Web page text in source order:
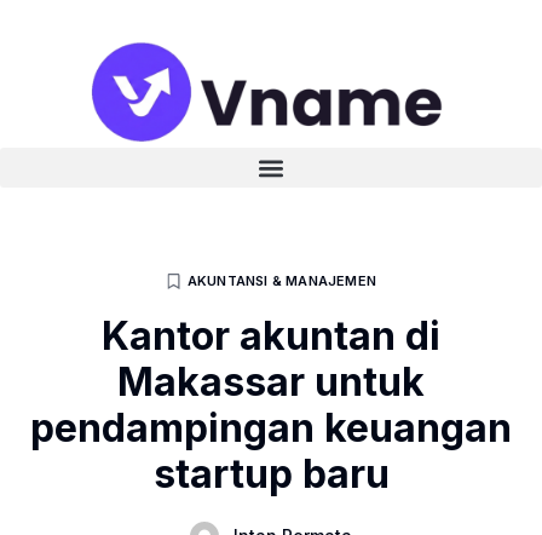
AKUNTANSI & MANAJEMEN
Kantor akuntan di
Makassar untuk
pendampingan keuangan
startup baru